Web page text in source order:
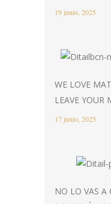
19 junio, 2025
WE LOVE
LEAVE YOUR
17 junio, 2025
NO LO VAS A